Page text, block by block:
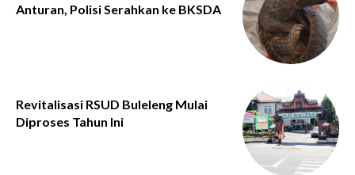
Anturan, Polisi Serahkan ke BKSDA
Revitalisasi RSUD Buleleng Mulai
Diproses Tahun Ini